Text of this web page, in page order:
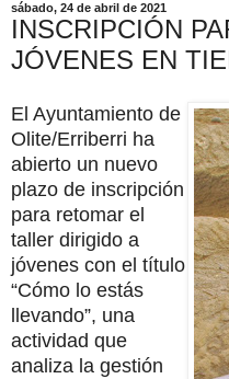
sábado, 24 de abril de 2021
INSCRIPCIÓN
JÓVENES EN
El Ayuntamiento de
Olite/Erriberri ha
abierto un nuevo
plazo de inscripción
para retomar el
taller dirigido a
jóvenes con el título
“Cómo lo estás
llevando”, una
actividad que
analiza la gestión